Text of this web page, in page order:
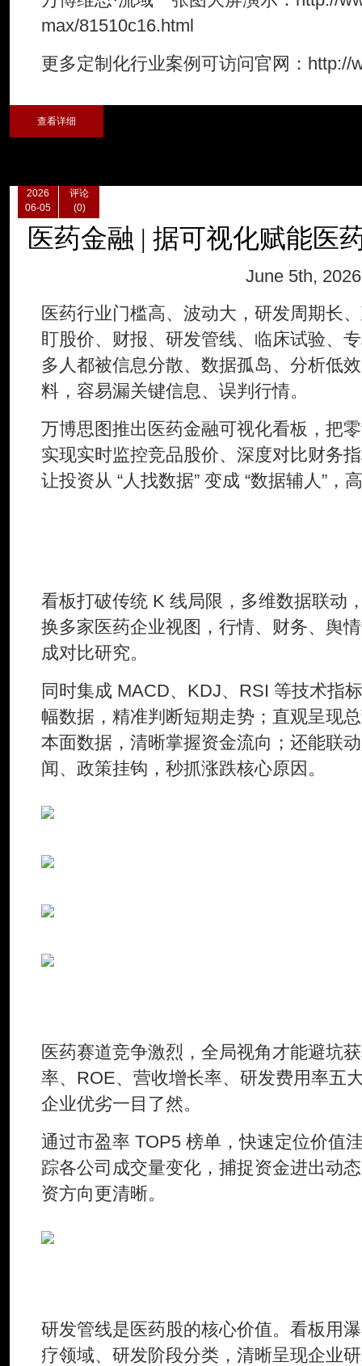
max/81510c16.html
更多定制化行业案例可访问官网：http://
查看详细
2026
06-05
评论
(0)
医药金融 | 据可视化赋能医
June 5th, 2026
医药行业门槛高、波动大，研发周期长
盯股价、财报、研发管线、临床试验、
多人都被信息分散、数据孤岛、分析低
料，容易漏关键信息、误判行情。
万博思图推出医药金融可视化看板，把
实现实时监控竞品股价、深度对比财务
让投资从 “人找数据” 变成 “数据辅人”，
看板打破传统 K 线局限，多维数据联动
换多家医药企业视图，行情、财务、舆
成对比研究。
同时集成 MACD、KDJ、RSI 等技术指
幅数据，精准判断短期走势；直观呈现
本面数据，清晰掌握资金流向；还能联
闻、政策挂钩，秒抓涨跌核心原因。
医药赛道竞争激烈，全局视角才能避坑
率、ROE、营收增长率、研发费用率五
企业优劣一目了然。
通过市盈率 TOP5 榜单，快速定位价值
踪各公司成交量变化，捕捉资金进出动
资方向更清晰。
研发管线是医药股的核心价值。看板用
疗领域、研发阶段分类，清晰呈现企业